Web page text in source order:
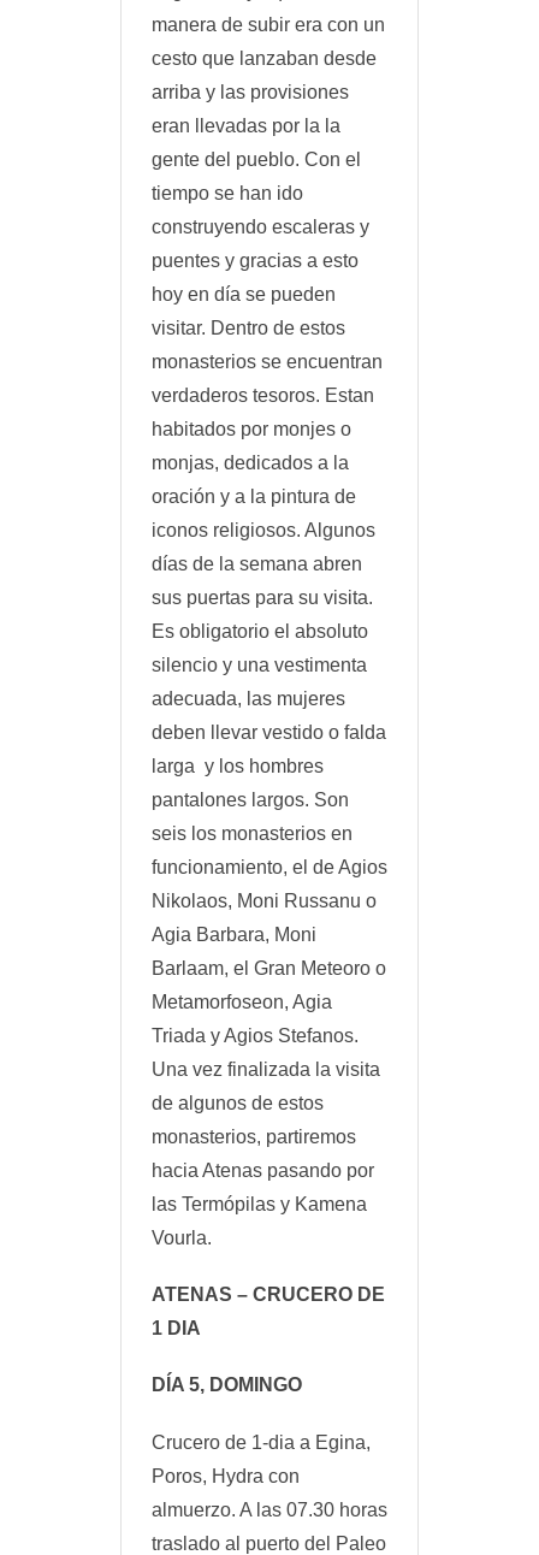
manera de subir era con un
cesto que lanzaban desde
arriba y las provisiones
eran llevadas por la la
gente del pueblo. Con el
tiempo se han ido
construyendo escaleras y
puentes y gracias a esto
hoy en día se pueden
visitar. Dentro de estos
monasterios se encuentran
verdaderos tesoros. Estan
habitados por monjes o
monjas, dedicados a la
oración y a la pintura de
iconos religiosos. Algunos
días de la semana abren
sus puertas para su visita.
Es obligatorio el absoluto
silencio y una vestimenta
adecuada, las mujeres
deben llevar vestido o falda
larga y los hombres
pantalones largos. Son
seis los monasterios en
funcionamiento, el de Agios
Nikolaos, Moni Russanu o
Agia Barbara, Moni
Barlaam, el Gran Meteoro o
Metamorfoseon, Agia
Triada y Agios Stefanos.
Una vez finalizada la visita
de algunos de estos
monasterios, partiremos
hacia Atenas pasando por
las Termópilas y Kamena
Vourla.
ATENAS – CRUCERO DE
1 DIA
DÍA 5, DOMINGO
Crucero de 1-dia a Egina,
Poros, Hydra con
almuerzo. A las 07.30 horas
traslado al puerto del Paleo